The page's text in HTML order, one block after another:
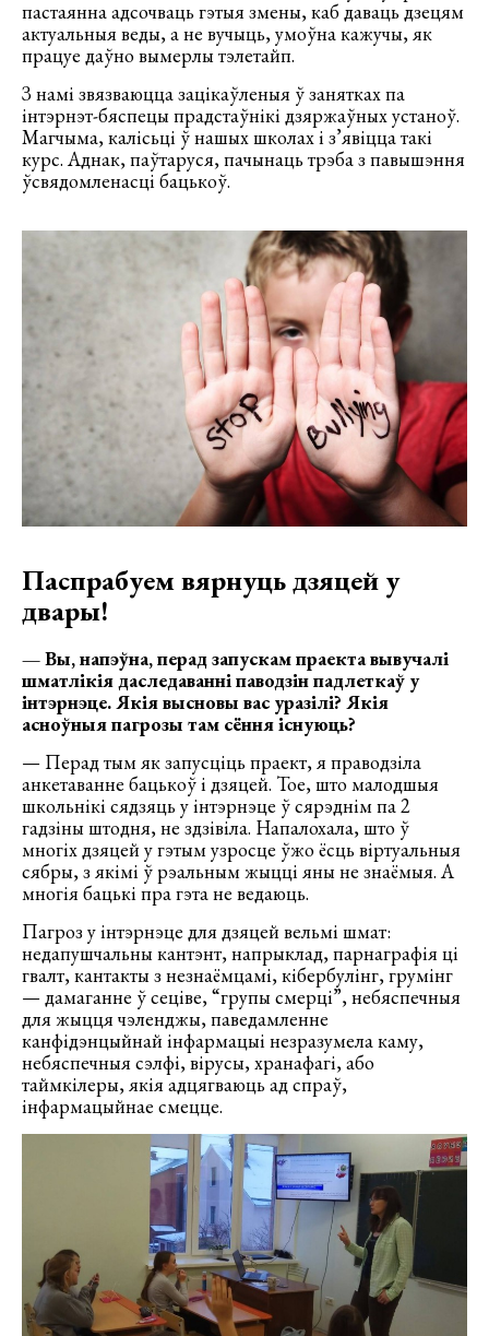
пастаянна адсочваць гэтыя змены, каб даваць дзецям
актуальныя веды, а не вучыць, умоўна кажучы, як
працуе даўно вымерлы тэлетайп.
З намі звязваюцца зацікаўленыя ў занятках па
інтэрнэт-бяспецы прадстаўнікі дзяржаўных устаноў.
Магчыма, калісьці ў нашых школах і з’явіцца такі
курс. Аднак, паўтаруся, пачынаць трэба з павышэння
ўсвядомленасці бацькоў.
Паспрабуем вярнуць дзяцей у
двары!
— Вы, напэўна, перад запускам праекта вывучалі
шматлікія даследаванні паводзін падлеткаў у
інтэрнэце. Якія высновы вас уразілі? Якія
асноўныя пагрозы там сёння існуюць?
— Перад тым як запусціць праект, я праводзіла
анкетаванне бацькоў і дзяцей. Тое, што малодшыя
школьнікі сядзяць у інтэрнэце ў сярэднім па 2
гадзіны штодня, не здзівіла. Напалохала, што ў
многіх дзяцей у гэтым узросце ўжо ёсць віртуальныя
сябры, з якімі ў рэальным жыцці яны не знаёмыя. А
многія бацькі пра гэта не ведаюць.
Пагроз у інтэрнэце для дзяцей вельмі шмат:
недапушчальны кантэнт, напрыклад, парнаграфія ці
гвалт, кантакты з незнаёмцамі, кібербулінг, грумінг
— дамаганне ў сеціве, “групы смерці”, небяспечныя
для жыцця чэленджы, паведамленне
канфідэнцыйнай інфармацыі незразумела каму,
небяспечныя сэлфі, вірусы, хранафагі, або
таймкілеры, якія адцягваюць ад спраў,
інфармацыйнае смецце.